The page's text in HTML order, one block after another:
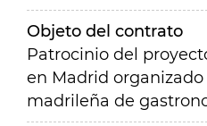
Objeto del contrato
Patrocinio del
en Madrid
madrileña de